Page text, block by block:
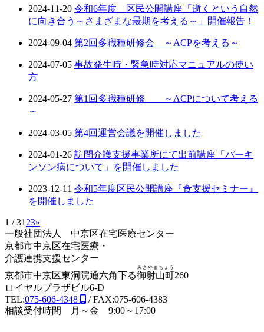
2024-11-20 令和6年度 区民公開講座「逝くという自然
に向き合う～さまざまな最期を考える～」開催報告！
2024-09-04 第2回多職種研修会 ～ACPを考える～
2024-07-05 事故発生時・緊急時対応マニュアルの使い
方
2024-05-27 第1回多職種研修 ～ACPについて考える
～
2024-03-05 第4回運営会議を開催しました
2024-01-26 訪問介護支援事業所にて出前講座「パーキ
ンソン病について」を開催しました
2023-12-11 令和5年度区民公開講座『食支援セミナー』
を開催しました
1 / 31 23»
一般社団法人 中京区在宅医療センター
京都市中京区在宅医療・
介護連携支援センター
京都市中京区東洞院通六角下る御射山町
みさやまちょう
260
ロイヤルプラザビル6-D
TEL:075-606-4348
/ FAX:075-606-4383
相談受付時間 月～金 9:00～17:00